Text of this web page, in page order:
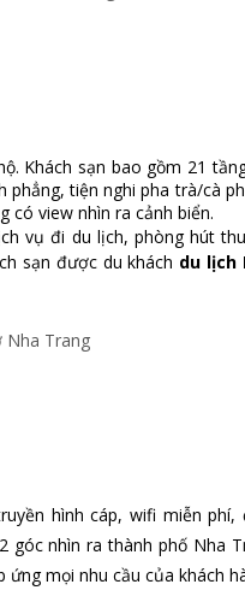
Khách sạn bao gồm 21
tiện nghi pha trà/cà
có view nhìn ra cảnh biển.
vụ đi du lịch, phòng hút
sạn được du khách du lịch
hình cáp, wifi miễn phí,
góc nhìn ra thành phố Nha
mọi nhu cầu của khách